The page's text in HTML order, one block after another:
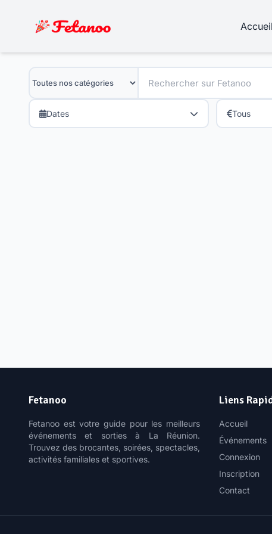
Accueil
Dates Tous
Fetanoo
Fetanoo est votre guide pour les meilleurs
événements et sorties à La Réunion.
Trouvez des brocantes, soirées, spectacles,
activités familiales et sportives.
Liens
Accueil
Événements
Connexion
Inscription
Contact